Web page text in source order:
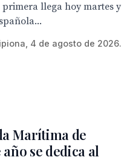
primera llega hoy martes y
4 de agosto de 2026.
Marítima de
se dedica al